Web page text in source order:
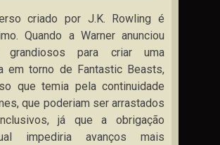
criado por J.K. Rowling é
Quando a Warner anunciou
grandiosos para criar uma
em torno de Fantastic Beasts,
que temia pela continuidade
que poderiam ser arrastados
já que a obrigação
impediria avanços mais